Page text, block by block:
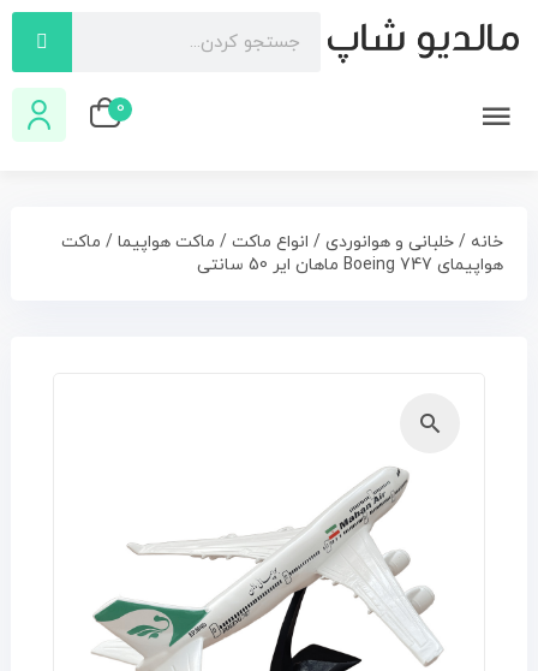
0
خانه / خلبانی و هوانوردی/ انواع ماکت/ ماکت هواپیما/ ماکت
هواپیمای Boeing 747 ماهان ایر 50 سانتی